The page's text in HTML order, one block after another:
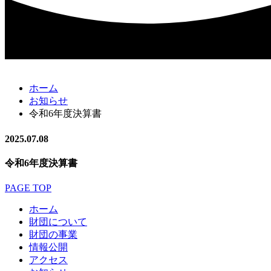
ホーム
お知らせ
令和6年度決算書
2025.07.08
令和6年度決算書
PAGE TOP
ホーム
財団について
財団の事業
情報公開
アクセス